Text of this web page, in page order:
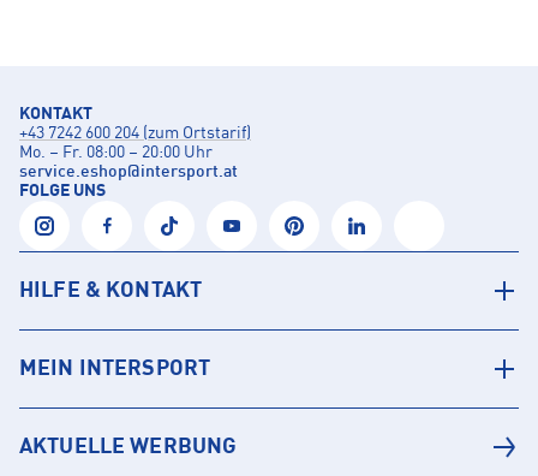
KONTAKT
+43 7242 600 204 (zum Ortstarif)
Mo. – Fr. 08:00 – 20:00 Uhr
service.eshop@intersport.at
FOLGE UNS
HILFE & KONTAKT
MEIN INTERSPORT
AKTUELLE WERBUNG